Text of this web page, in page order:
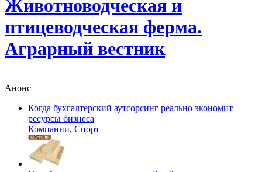
Животноводческая и
птицеводческая ферма.
Аграрный вестник
Анонс
Когда бухгалтерский аутсорсинг реально экономит
ресурсы бизнеса
Компании, Спорт